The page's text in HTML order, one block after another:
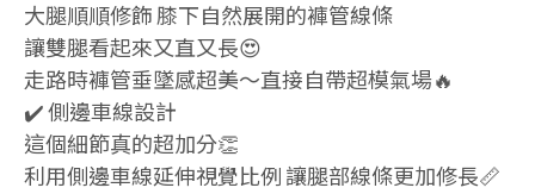
大腿順順修飾 膝下自然展開的褲管線條
讓雙腿看起來又直又長😍
走路時褲管垂墜感超美～直接自帶超模氣場🔥
✔️ 側邊車線設計
這個細節真的超加分👏
利用側邊車線延伸視覺比例 讓腿部線條更加修長📏